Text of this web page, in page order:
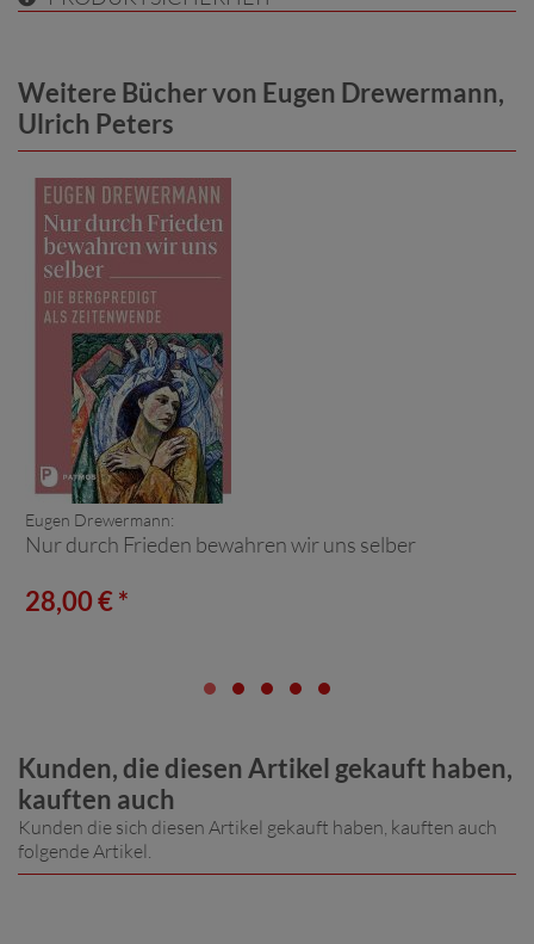
Weitere Bücher von Eugen Drewermann,
Ulrich Peters
Eugen Drewermann:
Nur durch Frieden bewahren wir uns selber
28,00 € *
Kunden, die diesen Artikel gekauft haben,
kauften auch
Kunden die sich diesen Artikel gekauft haben, kauften auch
folgende Artikel.